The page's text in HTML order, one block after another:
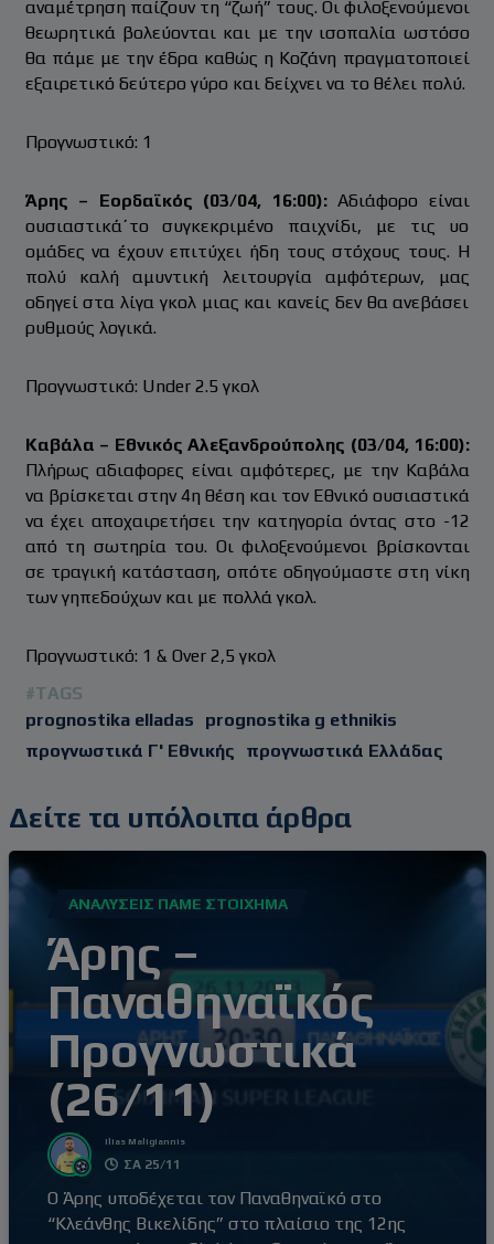
αναμέτρηση παίζουν τη “ζωή” τους. Οι φιλοξενούμενοι
θεωρητικά βολεύονται και με την ισοπαλία ωστόσο
θα πάμε με την έδρα καθώς η Κοζάνη πραγματοποιεί
εξαιρετικό δεύτερο γύρο και δείχνει να το θέλει πολύ.
Προγνωστικό: 1
Άρης – Εορδαϊκός (03/04, 16:00):Αδιάφορο είναι
ουσιαστικά΄το συγκεκριμένο παιχνίδι, με τις υο
ομάδες να έχουν επιτύχει ήδη τους στόχους τους. Η
πολύ καλή αμυντική λειτουργία αμφότερων, μας
οδηγεί στα λίγα γκολ μιας και κανείς δεν θα ανεβάσει
ρυθμούς λογικά.
Προγνωστικό: Under 2.5 γκολ
Καβάλα – Εθνικός Αλεξανδρούπολης (03/04, 16:00):
Πλήρως αδιαφορες είναι αμφότερες, με την Καβάλα
να βρίσκεται στην 4η θέση και τον Εθνικό ουσιαστικά
να έχει αποχαιρετήσει την κατηγορία όντας στο -12
από τη σωτηρία του. Οι φιλοξενούμενοι βρίσκονται
σε τραγική κατάσταση, οπότε οδηγούμαστε στη νίκη
των γηπεδούχων και με πολλά γκολ.
Προγνωστικό: 1 & Over 2,5 γκολ
#TAGS
prognostika elladas
prognostika g ethnikis
προγνωστικά Γ' Εθνικής
προγνωστικά Ελλάδας
Δείτε τα υπόλοιπα άρθρα
ΑΝΑΛΎΣΕΙΣ ΠΆΜΕ ΣΤΟΊΧΗΜΑ
Άρης –
Παναθηναϊκός
Προγνωστικά
(26/11)
Ilias Maligiannis
ΣΑ 25/11
Ο Άρης υποδέχεται τον Παναθηναϊκό στο
“Κλεάνθης Βικελίδης” στο πλαίσιο της 12ης